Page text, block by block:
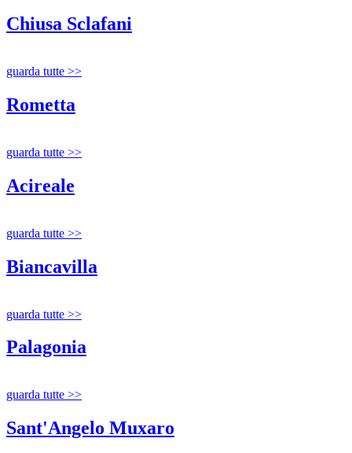
Chiusa Sclafani
guarda tutte >>
Rometta
guarda tutte >>
Acireale
guarda tutte >>
Biancavilla
guarda tutte >>
Palagonia
guarda tutte >>
Sant'Angelo Muxaro